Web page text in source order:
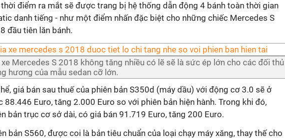
điểm ra mắt sẽ được trang bị hệ thống dẫn động 4 bánh toàn thời gian
danh tiếng - như một điểm nhấn đặc biệt cho những chiếc Mercedes S
đầu tiên lăn bánh.
xe Mercedes S 2018 không tăng nhiều có lẽ sẽ là sức ép lớn cho các đối thủ
hương của mẫu sedan cỡ lớn.
giá bán sau thuế của phiên bản S350d (máy dầu) với động cơ 3.0 sẽ ở
88.446 Euro, tăng 2.000 Euro so với phiên bản hiện hành. Trong khi đó,
bản trục cơ sở dài, có giá bán 91.719 Euro, tăng 200 Euro.
bản S560, được coi là bản tiêu chuẩn của loại chạy máy xăng, thay thế cho